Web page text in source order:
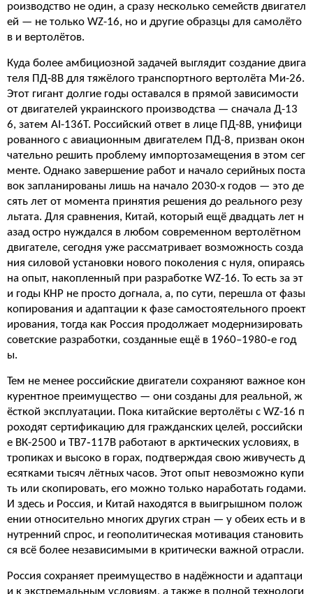
роизводство не один, а сразу несколько семейств двигател
ей — не только WZ-16, но и другие образцы для самолёто
в и вертолётов.
Куда более амбициозной задачей выглядит создание двига
теля ПД-8В для тяжёлого транспортного вертолёта Ми-26.
Этот гигант долгие годы оставался в прямой зависимости
от двигателей украинского производства — сначала Д-13
6, затем АI-136Т. Российский ответ в лице ПД-8В, унифици
рованного с авиационным двигателем ПД-8, призван окон
чательно решить проблему импортозамещения в этом сег
менте. Однако завершение работ и начало серийных поста
вок запланированы лишь на начало 2030-х годов — это де
сять лет от момента принятия решения до реального резу
льтата. Для сравнения, Китай, который ещё двадцать лет н
азад остро нуждался в любом современном вертолётном
двигателе, сегодня уже рассматривает возможность созда
ния силовой установки нового поколения с нуля, опираясь
на опыт, накопленный при разработке WZ-16. То есть за эт
и годы КНР не просто догнала, а, по сути, перешла от фазы
копирования и адаптации к фазе самостоятельного проект
ирования, тогда как Россия продолжает модернизировать
советские разработки, созданные ещё в 1960–1980‑е год
ы.
Тем не менее российские двигатели сохраняют важное кон
курентное преимущество — они созданы для реальной, ж
ёсткой эксплуатации. Пока китайские вертолёты с WZ-16 п
роходят сертификацию для гражданских целей, российски
е ВК-2500 и ТВ7‑117В работают в арктических условиях, в
тропиках и высоко в горах, подтверждая свою живучесть д
есятками тысяч лётных часов. Этот опыт невозможно купи
ть или скопировать, его можно только наработать годами.
И здесь и Россия, и Китай находятся в выигрышном полож
ении относительно многих других стран — у обеих есть и в
нутренний спрос, и геополитическая мотивация становить
ся всё более независимыми в критически важной отрасли.
Россия сохраняет преимущество в надёжности и адаптаци
и к экстремальным условиям, а также в полной технологи